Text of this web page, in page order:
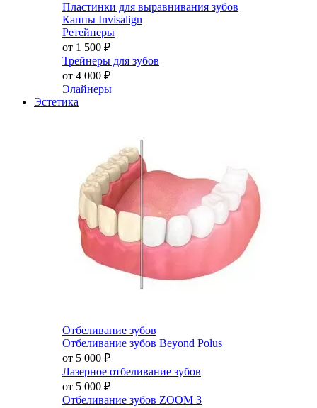
Пластинки для выравнивания зубов
Каппы Invisalign
Ретейнеры
от 1 500 ₽
Трейнеры для зубов
от 4 000 ₽
Элайнеры
Эстетика
Отбеливание зубов
Отбеливание зубов Beyond Polus
от 5 000 ₽
Лазерное отбеливание зубов
от 5 000 ₽
Отбеливание зубов ZOOM 3